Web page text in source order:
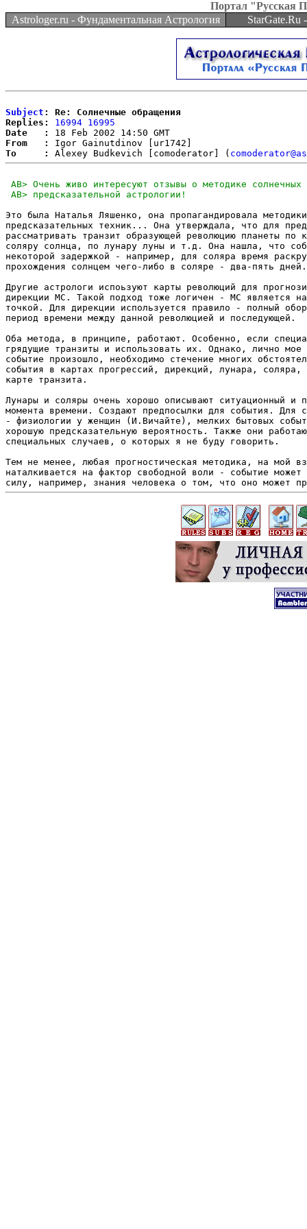
Портал "Русская
Astrologer.ru - Фундаментальная Астрология
StarGate.Ru
Subject : Re: Солнечные обращения
Replies:
16994 16995
Date   :
From   :
To     :
Alexey Budkevich [comoderator] (
Это была Наталья Ляшенко, она пропагандировала
предсказательных техник... Она утверждала, что для
рассматривать транзит образующей революцию планеты по
соляру солнца, по лунару луны и т.д. Она нашла, что
некоторой задержкой - например, для соляра время
прохождения солнцем чего-либо в соляре - два-пять
Другие астрологи испоьзуют карты революций для
дирекции МС. Такой подход тоже логичен - МС является
точкой. Для дирекции используется правило - полный
период времени между данной революцией и последующей.
Оба метода, в принципе, работают. Особенно, если
грядущие транзиты и использовать их. Однако, лично
событие произошло, необходимо стечение многих
события в картах прогрессий, дирекций, лунара,
карте транзита.
Лунары и соляры очень хорошо описывают ситуационный и
момента времени. Создают предпосылки для события. Для
- физиологии у женщин (И.Вичайте), мелких бытовых
хорошую предсказательную вероятность. Также они
специальных случаев, о которых я не буду говорить.
Тем не менее, любая прогностическая методика, на мой
наталкивается на фактор свободной воли - событие